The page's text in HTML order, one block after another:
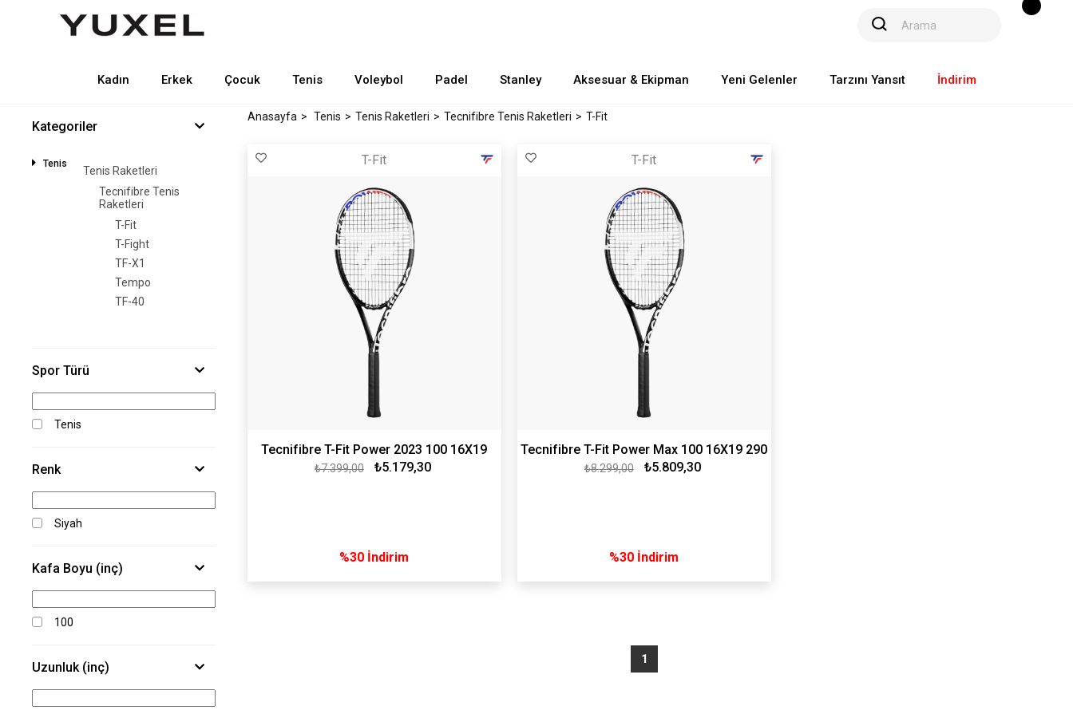
Kadın Erkek Çocuk Tenis Voleybol Padel Stanley Aksesuar & Ekipman Yeni Gelenler Tarzını Yansıt İndirim
Kategoriler
Tenis
Tenis Raketleri
Tecnifibre Tenis
Raketleri
T-Fit
T-Fight
TF-X1
Tempo
TF-40
Spor Türü
Tenis
Renk
Siyah
Kafa Boyu (inç)
100
Uzunluk (inç)
Anasayfa Tenis Tenis Raketleri Tecnifibre Tenis Raketleri T-Fit
T-Fit
Tecnifibre T-Fit Power 2023 100 16X19
₺5.179,30
₺7.399,00
%30 İndirim
T-Fit
Tecnifibre T-Fit Power Max 100 16X19 290
₺5.809,30
₺8.299,00
%30 İndirim
1